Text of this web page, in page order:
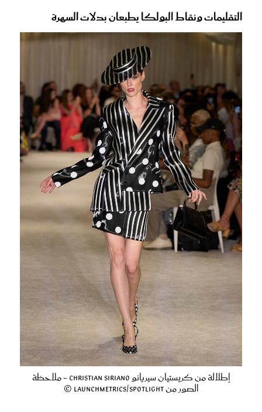
التقليمات ونقاط البولكا يطبعان بدلات السهرة
إطلالة من كريستيان سيريانو Christian Siriano - ملاحظة
الصور من Launchmetrics/Spotlight ©